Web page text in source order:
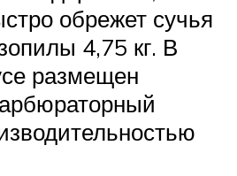
обрежет сучья
4,75 кг. В
размещен